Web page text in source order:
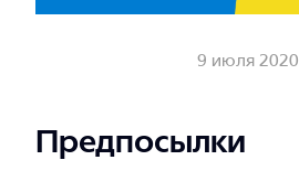
9 июля 2020
Предпосылки